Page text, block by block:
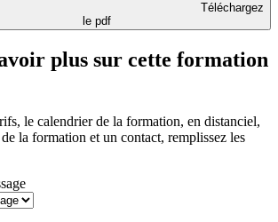
Téléchargez
le pdf
plus sur cette formation
le calendrier de la formation, en distanciel,
la formation et un contact, remplissez les